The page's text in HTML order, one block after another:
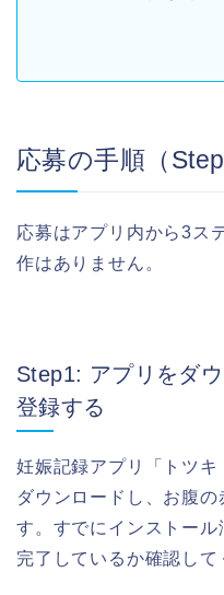
応募の手順（
応募はアプリ内から3ス
作はありません。
Step1: アプリをダ
登録する
妊娠記録アプリ「トツ
ダウンロードし、お腹
す。すでにインストー
完了しているか確認して